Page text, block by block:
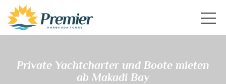
Private Yachtcharter und Boote mieten
ab Makadi Bay